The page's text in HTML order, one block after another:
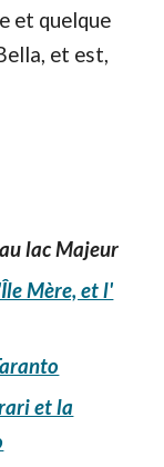
et quelque
et est,
lac Majeur
Mère, et l'
et la